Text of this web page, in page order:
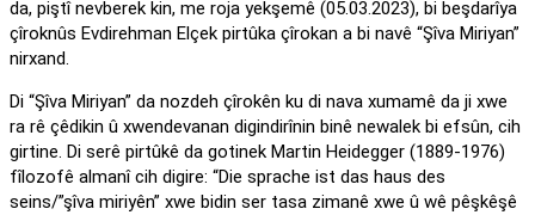
da, piştî nevberek kin, me roja yekşemê (05.03.2023), bi beşdarîya
çîroknûs Evdirehman Elçek pirtûka çîrokan a bi navê “Şîva Miriyan”
nirxand.
Di “Şîva Miriyan” da nozdeh çîrokên ku di nava xumamê da ji xwe
ra rê çêdikin û xwendevanan digindirînin binê newalek bi efsûn, cih
girtine. Di serê pirtûkê da gotinek Martin Heidegger (1889-1976)
fîlozofê almanî cih digire: “Die sprache ist das haus des
seins/”şîva miriyên” xwe bidin ser tasa zimanê xwe û wê pêşkêşê